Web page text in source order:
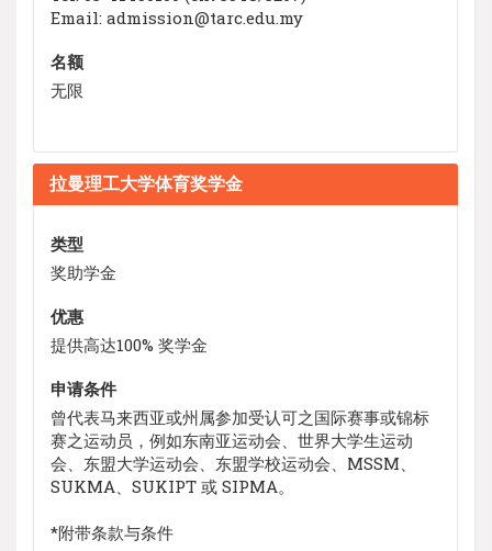
Email: admission@tarc.edu.my
名额
无限
拉曼理工大学体育奖学金
类型
奖助学金
优惠
提供高达100% 奖学金
申请条件
曾代表马来西亚或州属参加受认可之国际赛事或锦标
赛之运动员，例如东南亚运动会、世界大学生运动
会、东盟大学运动会、东盟学校运动会、MSSM、
SUKMA、SUKIPT 或 SIPMA。
*附带条款与条件